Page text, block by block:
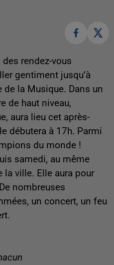
rendez-vous
gentiment jusqu’à
de la Musique. Dans un
de haut niveau,
aura lieu cet après-
débutera à 17h. Parmi
du monde !
samedi, au même
la ville. Elle aura pour
nombreuses
un concert, un feu